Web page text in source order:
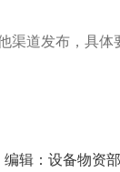
渠道发布，具体
编辑：设备物资部